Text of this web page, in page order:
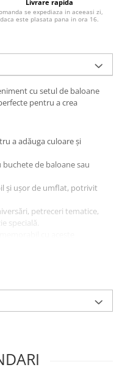
Livrare rapida
se expediaza in aceeasi zi,
daca este plasata pana in ora 16.
cu setul de baloane
pentru a crea
a adăuga culoare și
buchete de baloane sau
și ușor de umflat, potrivit
petreceri tematice,
specială.
și bucurie!